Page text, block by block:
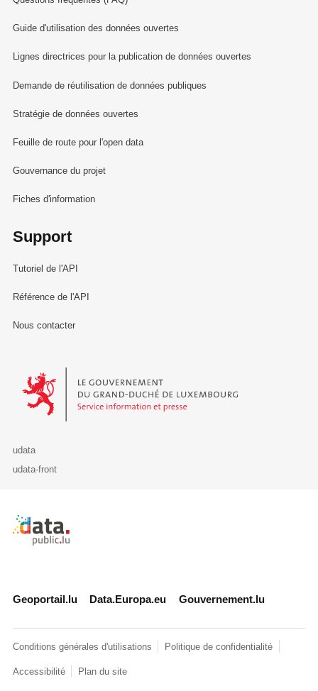
Guide d'utilisation des données ouvertes
Lignes directrices pour la publication de données ouvertes
Demande de réutilisation de données publiques
Stratégie de données ouvertes
Feuille de route pour l'open data
Gouvernance du projet
Fiches d'information
Support
Tutoriel de l'API
Référence de l'API
Nous contacter
Le Gouvernement du Grand-Duché de Luxembourg - Service
udata
udata-front
Retour à l'accueil de data.public.lu
Geoportail.lu Data.Europa.eu Gouvernement.lu
Conditions générales d'utilisations Politique de confidentialité
Accessibilité Plan du site